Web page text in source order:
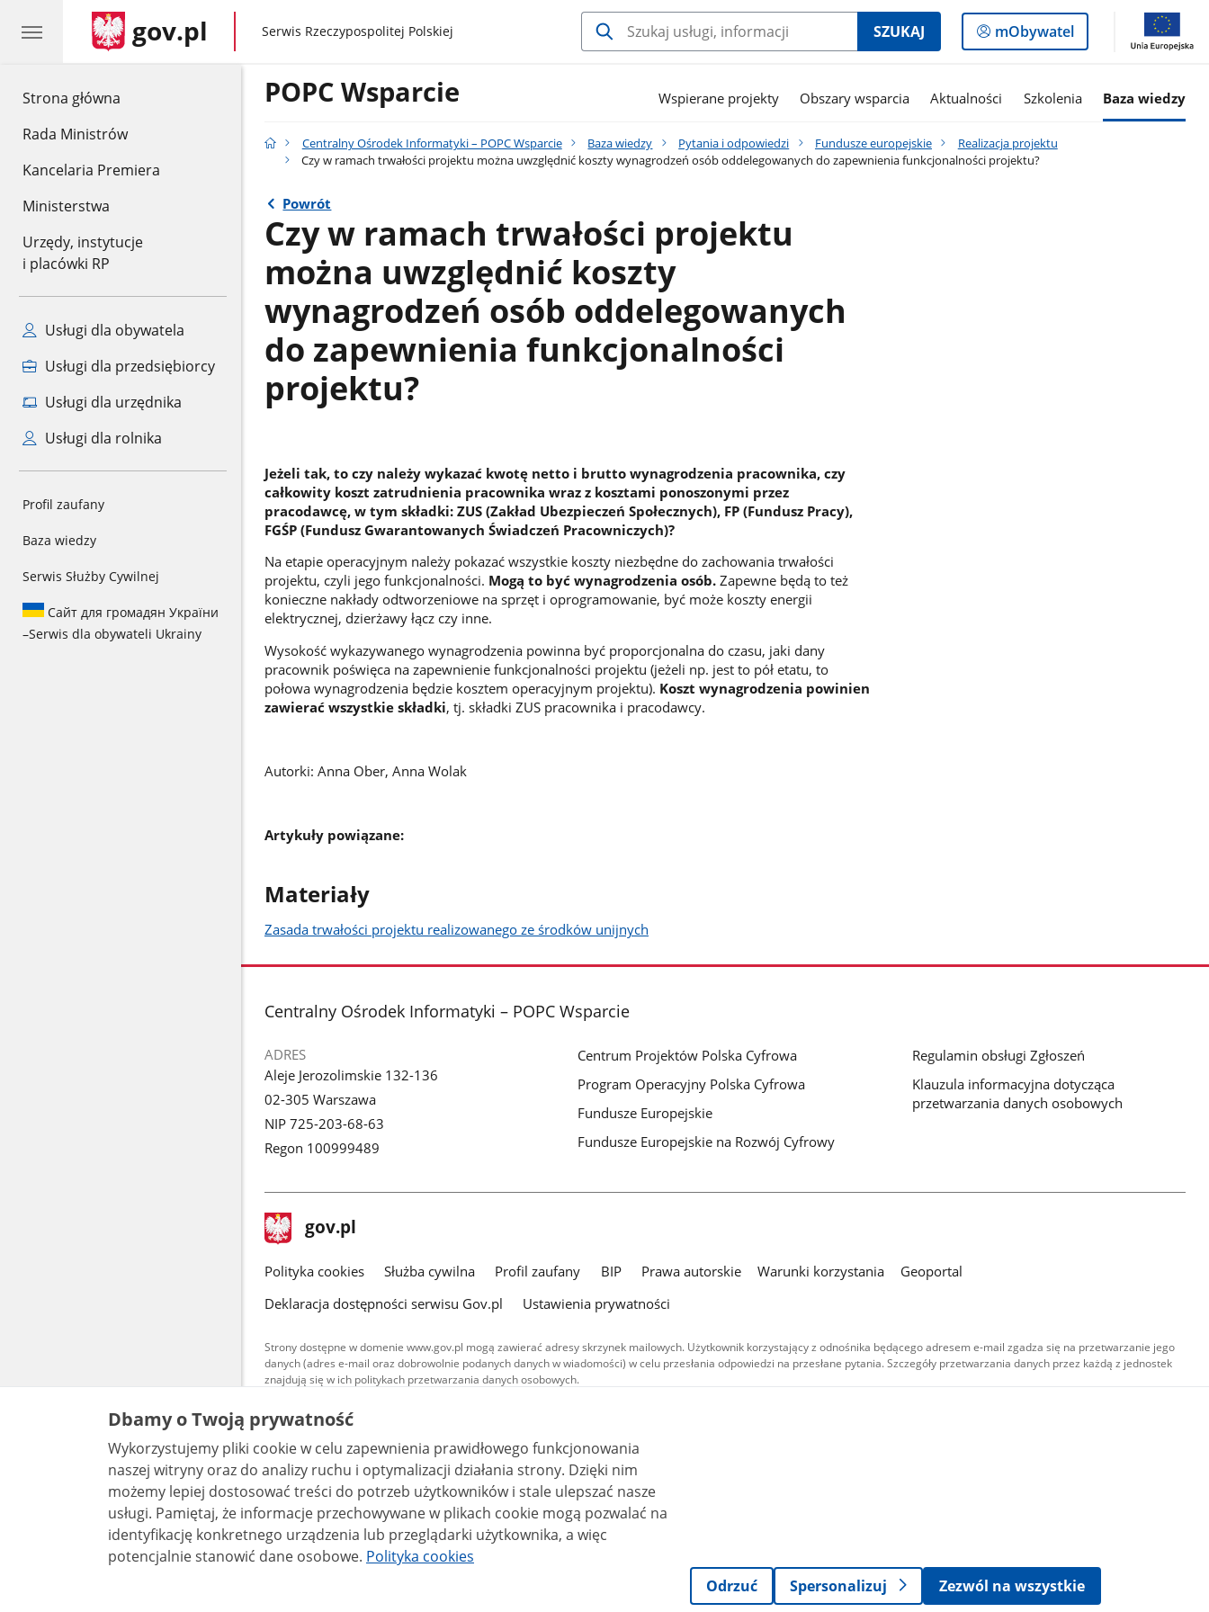
Strona główna
Rada Ministrów
Kancelaria Premiera
Ministerstwa
Urzędy, instytucje
i placówki RP
Usługi dla obywatela
Usługi dla przedsiębiorcy
Usługi dla urzędnika
Usługi dla rolnika
Profil zaufany
Baza wiedzy
Serwis Służby Cywilnej
Сайт для громадян України
–Serwis dla obywateli Ukrainy
gov.pl gov.pl
Serwis Rzeczypospolitej Polskiej SZUKAJ
Logowanie
do
mObywatel
POPC Wsparcie Wspierane projekty Obszary wsparcia Aktualności Szkolenia Baza wiedzy
Centralny Ośrodek Informatyki – POPC Wsparcie Baza wiedzy Pytania i odpowiedzi Fundusze europejskie
Realizacja projektu
Czy w ramach trwałości projektu można uwzględnić koszty wynagrodzeń osób oddelegowanych do zapewnienia funkcjonalności projektu?
Powrót
Czy w ramach trwałości projektu
można uwzględnić koszty
wynagrodzeń osób oddelegowanych
do zapewnienia funkcjonalności
projektu?
Jeżeli tak, to czy należy wykazać kwotę netto i brutto wynagrodzenia pracownika, czy
całkowity koszt zatrudnienia pracownika wraz z kosztami ponoszonymi przez
pracodawcę, w tym składki: ZUS (Zakład Ubezpieczeń Społecznych), FP (Fundusz Pracy),
FGŚP (Fundusz Gwarantowanych Świadczeń Pracowniczych)?
Na etapie operacyjnym należy pokazać wszystkie koszty niezbędne do zachowania trwałości
projektu, czyli jego funkcjonalności. Mogą to być wynagrodzenia osób.Zapewne będą to też
konieczne nakłady odtworzeniowe na sprzęt i oprogramowanie, być może koszty energii
elektrycznej, dzierżawy łącz czy inne.
Wysokość wykazywanego wynagrodzenia powinna być proporcjonalna do czasu, jaki dany
pracownik poświęca na zapewnienie funkcjonalności projektu (jeżeli np. jest to pół etatu, to
połowa wynagrodzenia będzie kosztem operacyjnym projektu). Koszt wynagrodzenia powinien
zawierać wszystkie składki, tj. składki ZUS pracownika i pracodawcy.
Autorki: Anna Ober, Anna Wolak
Artykuły powiązane:
Materiały
Zasada trwałości projektu realizowanego ze środków unijnych
stopka
Centralny Ośrodek Informatyki – POPC Wsparcie
ADRES
Aleje Jerozolimskie 132-136
02-305 Warszawa
NIP 725-203-68-63
Regon 100999489
Centrum Projektów Polska Cyfrowa
Program Operacyjny Polska Cyfrowa
Fundusze Europejskie
Fundusze Europejskie na Rozwój Cyfrowy
Regulamin obsługi Zgłoszeń
Klauzula informacyjna dotycząca
przetwarzania danych osobowych
stopka
gov.pl Strona
gov.pl
gov.pl
Polityka cookies Służba cywilna Profil zaufany BIP Prawa autorskie Warunki korzystania
Geoportal
Deklaracja dostępności serwisu Gov.pl
Ustawienia prywatności
Strony dostępne w domenie www.gov.pl mogą zawierać adresy skrzynek mailowych. Użytkownik korzystający z odnośnika będącego adresem e-mail zgadza się na przetwarzanie jego
danych (adres e-mail oraz dobrowolnie podanych danych w wiadomości) w celu przesłania odpowiedzi na przesłane pytania. Szczegóły przetwarzania danych przez każdą z jednostek
znajdują się w ich politykach przetwarzania danych osobowych.
Treści tekstowe publikowane w serwisie (z wyłączeniem treści audiowizualnych), są
udostępniane na licencji typu Creative Commons: uznanie autorstwa - na tych samych
warunkach 4.0 (CC BY-SA 4.0). Materiały audiowizualne, w tym zdjęcia, materiały audio i wideo,
są udostępniane na licencji typu Creative Commons: uznanie autorstwa użycie niekomercyjne -
bez utworów zależnych 4.0 (CC BY-NC-ND 4.0), o ile nie jest to stwierdzone inaczej.
Dbamy o Twoją prywatność
Wykorzystujemy pliki cookie w celu zapewnienia prawidłowego funkcjonowania
naszej witryny oraz do analizy ruchu i optymalizacji działania strony. Dzięki nim
możemy lepiej dostosować treści do potrzeb użytkowników i stale ulepszać nasze
usługi. Pamiętaj, że informacje przechowywane w plikach cookie mogą pozwalać na
identyfikację konkretnego urządzenia lub przeglądarki użytkownika, a więc
potencjalnie stanowić dane osobowe. Polityka cookies
Odrzuć
Spersonalizuj Zezwól na wszystkie